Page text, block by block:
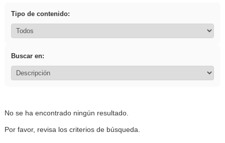
Tipo de contenido:
Buscar en:
No se ha encontrado ningún resultado.
Por favor, revisa los criterios de búsqueda.